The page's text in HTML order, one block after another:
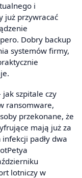
i
już przywracać
Dobry backup
systemów firmy,
szpitale czy
ransomware,
przekonane, że
mają już za
padły dwa
lotniczy w